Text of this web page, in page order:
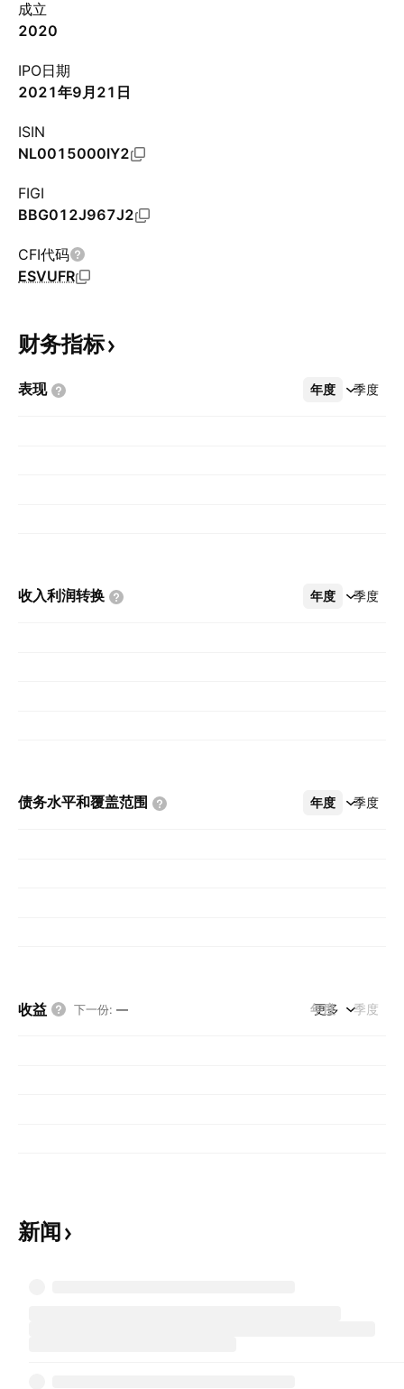
成立
2020
IPO日期
2021年9月21日
ISIN
NL0015000IY2
FIGI
BBG012J967J2
CFI代码
ESVUFR
财务指标
表现 年度 季度
更多
收入利润转换 年度 季度
更多
债务水平和覆盖范围 年度 季度
更多
收益 下一份: — 年度 季度
更多
新闻